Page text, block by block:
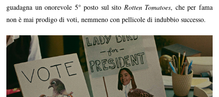
guadagna un onorevole 5° posto sul sito Rotten Tomatoes, che per fama
non è mai prodigo di voti, nemmeno con pellicole di indubbio successo.